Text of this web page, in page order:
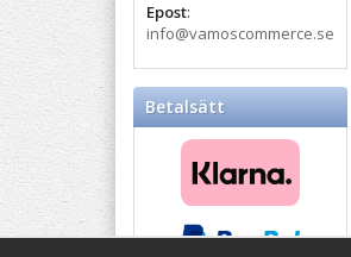
Epost:
info@vamoscommerce.se
Betalsätt